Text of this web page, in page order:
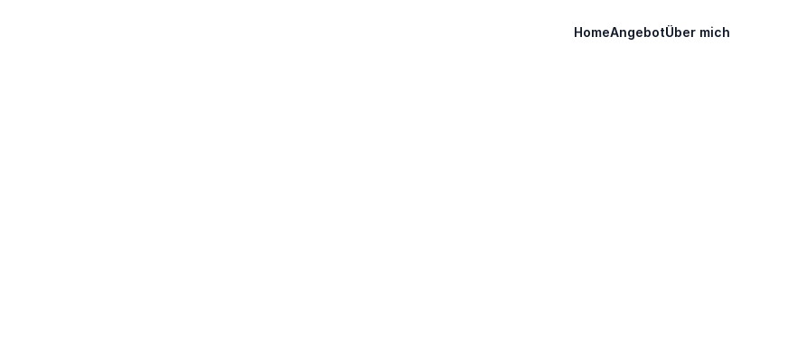
HomeAngebotÜber mich